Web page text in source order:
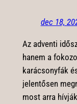
dec 18,
Az adventi
hanem a
karácsonyfák
jelentősen
most arra